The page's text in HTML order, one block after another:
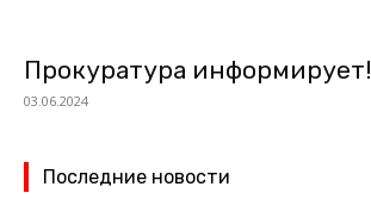
Прокуратура информирует!
03.06.2024
Последние новости